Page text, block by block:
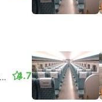
| Pociąg #837| Miejsce
4.7